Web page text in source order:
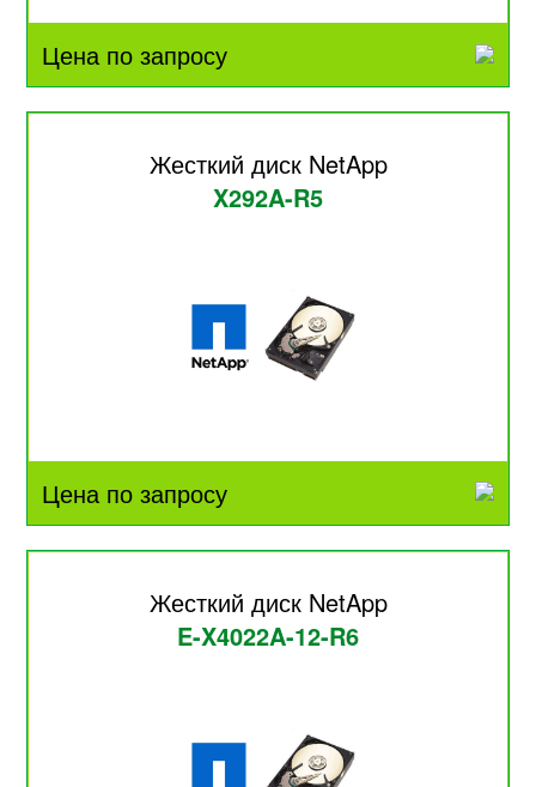
Цена по запросу
Жесткий диск NetApp
X292A-R5
Цена по запросу
Жесткий диск NetApp
E-X4022A-12-R6